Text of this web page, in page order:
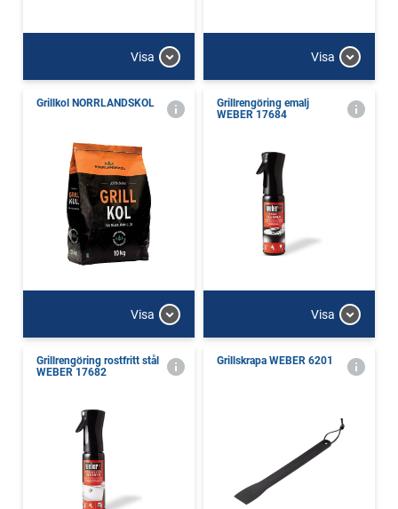
Visa Visa
Grillkol NORRLANDSKOL
Visa
Grillrengöring emalj
WEBER 17684
Visa
Grillrengöring rostfritt stål
WEBER 17682
Grillskrapa WEBER 6201